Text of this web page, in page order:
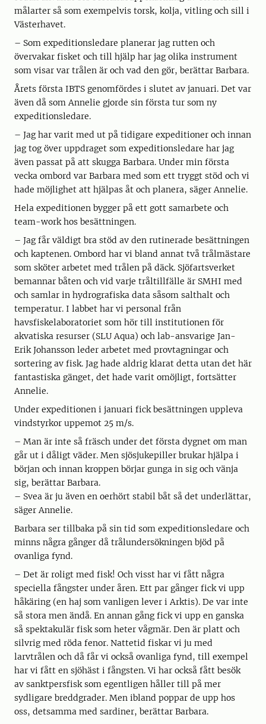
målarter så som exempelvis torsk, kolja, vitling och sill i
Västerhavet.
– Som expeditionsledare planerar jag rutten och
övervakar fisket och till hjälp har jag olika instrument
som visar var trålen är och vad den gör, berättar Barbara.
Årets första IBTS genomfördes i slutet av januari. Det var
även då som Annelie gjorde sin första tur som ny
expeditionsledare.
– Jag har varit med ut på tidigare expeditioner och innan
jag tog över uppdraget som expeditionsledare har jag
även passat på att skugga Barbara. Under min första
vecka ombord var Barbara med som ett tryggt stöd och vi
hade möjlighet att hjälpas åt och planera, säger Annelie.
Hela expeditionen bygger på ett gott samarbete och
team-work hos besättningen.
– Jag får väldigt bra stöd av den rutinerade besättningen
och kaptenen. Ombord har vi bland annat två trålmästare
som sköter arbetet med trålen på däck. Sjöfartsverket
bemannar båten och vid varje tråltillfälle är SMHI med
och samlar in hydrografiska data såsom salthalt och
temperatur. I labbet har vi personal från
havsfiskelaboratoriet som hör till institutionen för
akvatiska resurser (SLU Aqua) och lab-ansvarige Jan-
Erik Johansson leder arbetet med provtagningar och
sortering av fisk. Jag hade aldrig klarat detta utan det här
fantastiska gänget, det hade varit omöjligt, fortsätter
Annelie.
Under expeditionen i januari fick besättningen uppleva
vindstyrkor uppemot 25 m/s.
– Man är inte så fräsch under det första dygnet om man
går ut i dåligt väder. Men sjösjukepiller brukar hjälpa i
början och innan kroppen börjar gunga in sig och vänja
sig, berättar Barbara.
– Svea är ju även en oerhört stabil båt så det underlättar,
säger Annelie.
Barbara ser tillbaka på sin tid som expeditionsledare och
minns några gånger då trålundersökningen bjöd på
ovanliga fynd.
– Det är roligt med fisk! Och visst har vi fått några
speciella fångster under åren. Ett par gånger fick vi upp
håkäring (en haj som vanligen lever i Arktis). De var inte
så stora men ändå. En annan gång fick vi upp en ganska
så spektakulär fisk som heter vågmär. Den är platt och
silvrig med röda fenor. Nattetid fiskar vi ju med
larvtrålen och då får vi också ovanliga fynd, till exempel
har vi fått en sjöhäst i fångsten. Vi har också fått besök
av sanktpersfisk som egentligen håller till på mer
sydligare breddgrader. Men ibland poppar de upp hos
oss, detsamma med sardiner, berättar Barbara.